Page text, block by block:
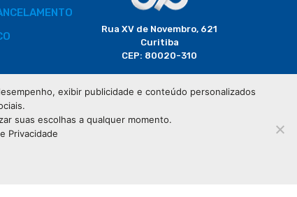
Rua XV de Novembro, 621
Curitiba
CEP: 80020-310
(41) 3320-2929
exibir publicidade e conteúdo personalizados
suas escolhas a qualquer momento.
Privacidade